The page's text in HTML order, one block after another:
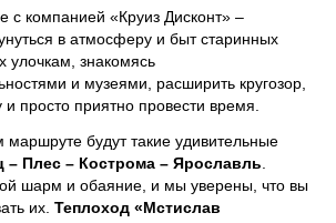
с компанией «Круиз Дисконт» –
в атмосферу и быт старинных
улочкам, знакомясь
и музеями, расширить кругозор,
и просто приятно провести время.
будут такие удивительные
– Плес – Кострома – Ярославль
шарм и обаяние, и мы уверены, что вы
их. Теплоход «Мстислав